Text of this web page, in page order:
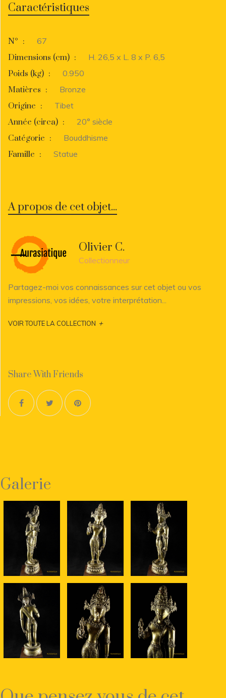
Caractéristiques
N° :
67
Dimensions (cm) :
H. 26,5 x L. 8 x P. 6,5
Poids (kg) :
0.950
Matières :
Bronze
Origine :
Tibet
Année (circa) :
20° siècle
Catégorie :
Bouddhisme
Famille : Statue
A propos de cet objet...
Olivier C.
Collectionneur
Partagez-moi vos connaissances sur cet objet ou vos
impressions, vos idées, votre interprétation...
VOIR TOUTE LA COLLECTION +
Share With Friends
Galerie